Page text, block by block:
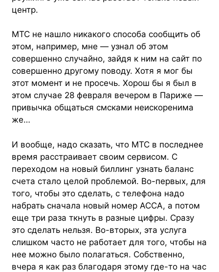
центр.
МТС не нашло никакого способа сообщить об
этом, например, мне — узнал об этом
совершенно случайно, зайдя к ним на сайт по
совершенно другому поводу. Хотя я мог бы
этот момент и не просечь. Хорош бы я был в
этом случае 28 февраля вечером в Париже —
привычка общаться смсками неискоренима
же…
И вообще, надо сказать, что МТС в последнее
время расстраивает своим сервисом. С
переходом на новый биллинг узнать баланс
счета стало целой проблемой. Во-первых, для
того, чтобы это сделать, с телефона надо
набрать сначала новый номер АССА, а потом
еще три раза ткнуть в разные цифры. Сразу
это сделать нельзя. Во-вторых, эта услуга
слишком часто не работает для того, чтобы на
нее можно было полагаться. Собственно,
вчера я как раз благодаря этому где-то на час